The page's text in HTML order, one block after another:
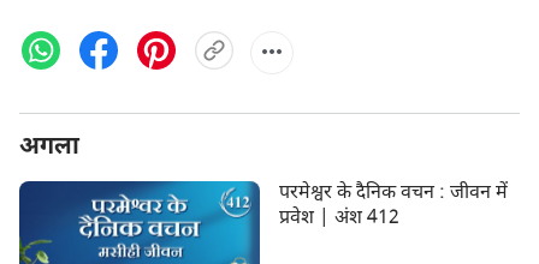
दंडित किये जा रहे हैं—आत्मिक जगत में हर जीव को इसका
सामना करना पडता है। यदि वे कुछ गलत करते हैं या कोई बुराई
करते हैं तो वे दंडित किए जाते हैं—और यह ठीक वैसा ही है जैसा
परमेश्वर अपने चुने हुए लोगों और सेवकाई करने वालों के साथ
करता है। अत: चाहे वह आत्मिक संसार में हो या भौतिक संसार
में, परमेश्वर जिन सिद्धांतों से काम करता है, वे बदलते नहीं हैं। चाहे
जो हो तुम परमेश्वर के कामों को देख पाओ या नहीं, उसके सिद्धांत
अगला
परमेश्वर के दैनिक वचन : जीवन में
प्रवेश | अंश 412